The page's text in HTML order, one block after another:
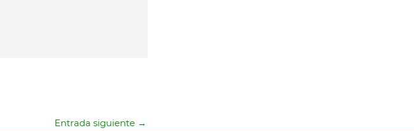
Entrada siguiente →